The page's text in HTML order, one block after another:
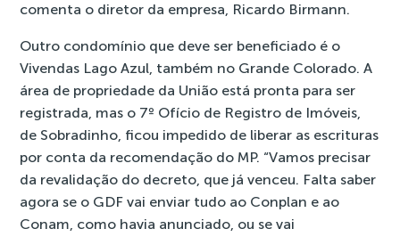
comenta o diretor da empresa, Ricardo Birmann.
Outro condomínio que deve ser beneficiado é o
Vivendas Lago Azul, também no Grande Colorado. A
área de propriedade da União está pronta para ser
registrada, mas o 7º Ofício de Registro de Imóveis,
de Sobradinho, ficou impedido de liberar as escrituras
por conta da recomendação do MP. “Vamos precisar
da revalidação do decreto, que já venceu. Falta saber
agora se o GDF vai enviar tudo ao Conplan e ao
Conam, como havia anunciado, ou se vai